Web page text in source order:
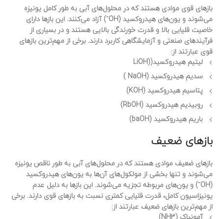
بازهای قوی موادی هستند که در محلول‌های آبی به طور کامل یونیزه
می‌شوند و یون‌های هیدروکسید (OH⁻) آزاد می‌کنند. این بازها دارای
خاصیت قلیایی بالا و قدرت خورندگی بالایی هستند و در بسیاری از
فرآیندهای صنعتی و آزمایشگاهی کاربرد دارند. برخی از مهم‌ترین بازهای
قوی عبارتند از:
لیتیم هیدروکسید((LiOH
سدیم هیدروکسید (NaOH )
پتاسیم هیدروکسید (KOH)
روبیدیم هیدروکسید (RbOH)
باریم هیدروکسید (baOH)
بازهای ضعیف
بازهای ضعیف موادی هستند که در محلول‌های آبی به طور ناقص یونیزه
می‌شوند و تنها بخشی از مولکول‌های آن‌ها به یون‌های هیدروکسید
(OH⁻) و یون‌های مربوطه تجزیه می‌شوند. این بازها به دلیل عدم
یونیزاسیون کامل، قدرت قلیایی کمتری نسبت به بازهای قوی دارند. برخی
از مهم‌ترین بازهای ضعیف عبارتند از: